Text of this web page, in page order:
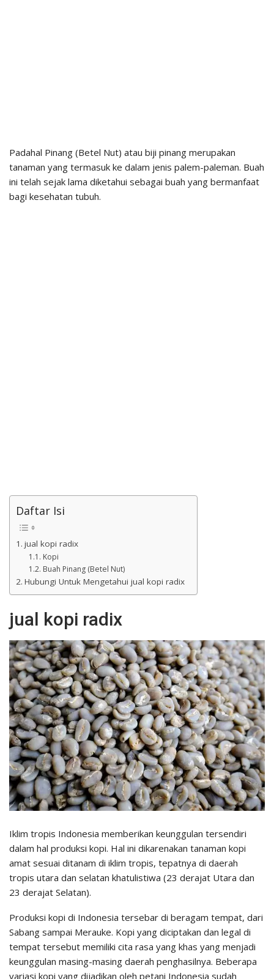
Padahal Pinang (Betel Nut) atau biji pinang merupakan
tanaman yang termasuk ke dalam jenis palem-paleman. Buah
ini telah sejak lama diketahui sebagai buah yang bermanfaat
bagi kesehatan tubuh.
Daftar Isi
jual kopi radix
Kopi
Buah Pinang (Betel Nut)
Hubungi Untuk Mengetahui jual kopi radix
jual kopi radix
Iklim tropis Indonesia memberikan keunggulan tersendiri
dalam hal produksi kopi. Hal ini dikarenakan tanaman kopi
amat sesuai ditanam di iklim tropis, tepatnya di daerah
tropis utara dan selatan khatulistiwa (23 derajat Utara dan
23 derajat Selatan).
Produksi kopi di Indonesia tersebar di beragam tempat, dari
Sabang sampai Merauke. Kopi yang diciptakan dan legal di
tempat tersebut memiliki cita rasa yang khas yang menjadi
keunggulan masing-masing daerah penghasilnya. Beberapa
variasi kopi yang dijadikan oleh petani Indonesia sudah